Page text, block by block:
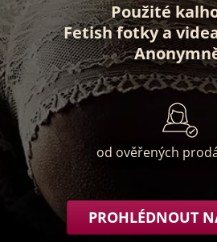
Použité
Fetish fotkya
od ověřených
PROHLÉDNOUT